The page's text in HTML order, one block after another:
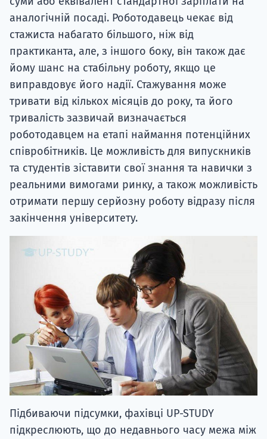
аналогічній посаді. Роботодавець чекає від
стажиста набагато більшого, ніж від
практиканта, але, з іншого боку, він також дає
йому шанс на стабільну роботу, якщо це
виправдовує його надії. Стажування може
тривати від кількох місяців до року, та його
тривалість зазвичай визначається
роботодавцем на етапі наймання потенційних
співробітників. Це можливість для випускників
та студентів зіставити свої знання та навички з
реальними вимогами ринку, а також можливість
отримати першу серйозну роботу відразу після
закінчення університету.
Підбиваючи підсумки, фахівці UP-STUDY
підкреслюють, що до недавнього часу межа між